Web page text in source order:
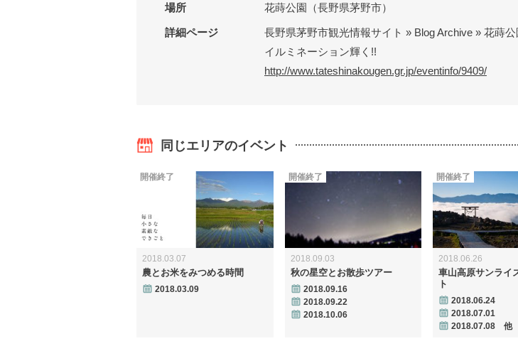
場所 花蒔公園（長野県茅野市）
詳細ページ
長野県茅野市観光情報サイト » Blog Archive » 花蒔
イルミネーション輝く!!
http://www.tateshinakougen.gr.jp/eventinfo/9409/
同じエリアのイベント
2018.03.07
農とお米をみつめる時間
2018.03.09
開催終了
2018.09.03
秋の星空とお散歩ツアー
2018.09.16
2018.09.22
2018.10.06
開催終了
2018.06.26
車山高原サンライ
ト
2018.06.24
2018.07.01
2018.07.08 他
開催終了